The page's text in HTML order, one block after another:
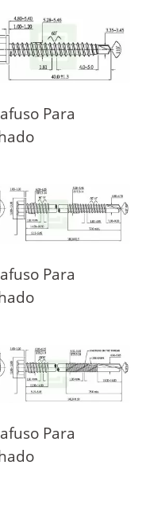
Para
Para
Para